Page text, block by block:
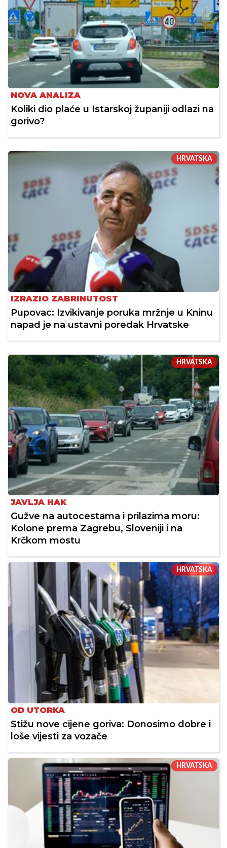
NOVA ANALIZA
Koliki dio plaće u Istarskoj županiji odlazi na
gorivo?
HRVATSKA
IZRAZIO ZABRINUTOST
Pupovac: Izvikivanje poruka mržnje u Kninu
napad je na ustavni poredak Hrvatske
HRVATSKA
JAVLJA HAK
Gužve na autocestama i prilazima moru:
Kolone prema Zagrebu, Sloveniji i na
Krčkom mostu
HRVATSKA
OD UTORKA
Stižu nove cijene goriva: Donosimo dobre i
loše vijesti za vozače
HRVATSKA